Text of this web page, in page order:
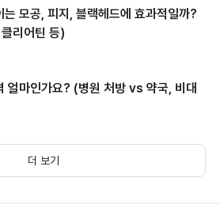
는 모공, 피지, 블랙헤드에 효과적일까?
리어틴 등)
얼마인가요? (병원 처방 vs 약국, 비대
더 보기